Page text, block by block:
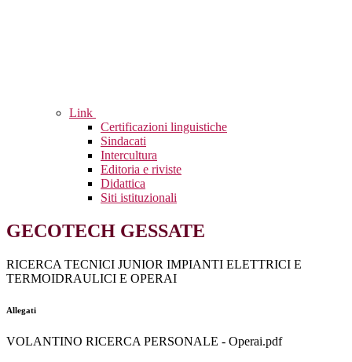
Link
Certificazioni linguistiche
Sindacati
Intercultura
Editoria e riviste
Didattica
Siti istituzionali
GECOTECH GESSATE
RICERCA TECNICI JUNIOR IMPIANTI ELETTRICI E
TERMOIDRAULICI E OPERAI
Allegati
VOLANTINO RICERCA PERSONALE - Operai.pdf